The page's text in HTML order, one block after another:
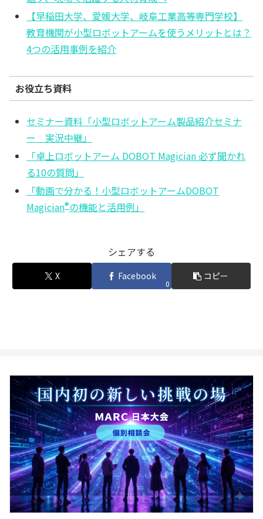
【早稲田大学、愛媛大学、岐阜工業高等専門学校】
教育機関が小型ロボットアームを使うメリットとは？
4つの活用事例を紹介
お役立ち資料
セミナー資料「小型ロボットアーム製品紹介セミナ
ー 実況中継」
「卓上ロボットアーム DOBOT Magician 必ず聞かれ
る10の質問」
「動画で分かる！小型ロボットアームDOBOT
Magician®の機能と活用例」
シェアする
X Facebook
0
コピー